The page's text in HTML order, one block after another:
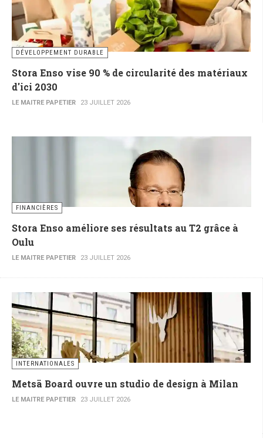
DÉVELOPPEMENT DURABLE
Stora Enso vise 90 % de circularité des matériaux
d'ici 2030
LE MAITRE PAPETIER 23 JUILLET 2026
FINANCIÈRES
Stora Enso améliore ses résultats au T2 grâce à
Oulu
LE MAITRE PAPETIER 23 JUILLET 2026
INTERNATIONALES
Metsä Board ouvre un studio de design à Milan
LE MAITRE PAPETIER 23 JUILLET 2026